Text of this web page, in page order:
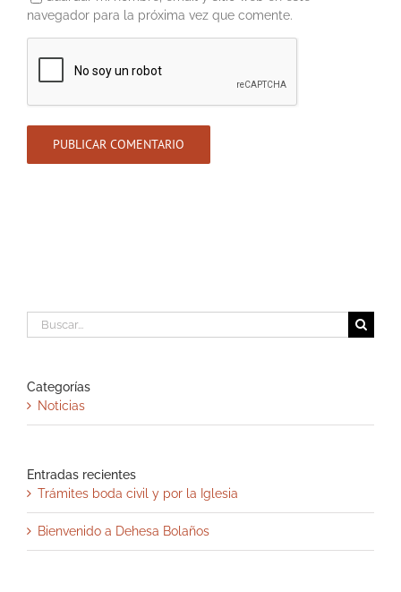
navegador para la próxima vez que comente.
Buscar:
Categorías
Noticias
Entradas recientes
Trámites boda civil y por la Iglesia
Bienvenido a Dehesa Bolaños